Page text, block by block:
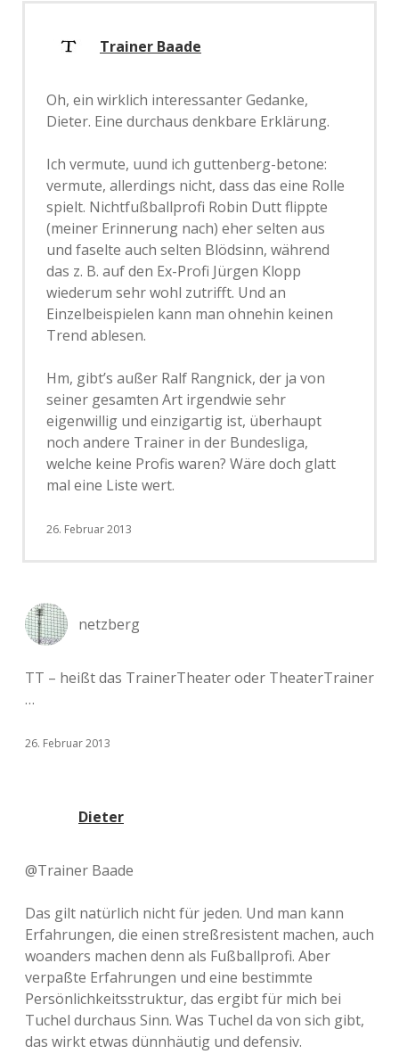
Trainer Baade
Oh, ein wirklich interessanter Gedanke,
Dieter. Eine durchaus denkbare Erklärung.
Ich vermute, uund ich guttenberg-betone:
vermute, allerdings nicht, dass das eine Rolle
spielt. Nichtfußballprofi Robin Dutt flippte
(meiner Erinnerung nach) eher selten aus
und faselte auch selten Blödsinn, während
das z. B. auf den Ex-Profi Jürgen Klopp
wiederum sehr wohl zutrifft. Und an
Einzelbeispielen kann man ohnehin keinen
Trend ablesen.
Hm, gibt’s außer Ralf Rangnick, der ja von
seiner gesamten Art irgendwie sehr
eigenwillig und einzigartig ist, überhaupt
noch andere Trainer in der Bundesliga,
welche keine Profis waren? Wäre doch glatt
mal eine Liste wert.
26. Februar 2013
netzberg
TT – heißt das TrainerTheater oder TheaterTrainer
…
26. Februar 2013
Dieter
@Trainer Baade
Das gilt natürlich nicht für jeden. Und man kann
Erfahrungen, die einen streßresistent machen, auch
woanders machen denn als Fußballprofi. Aber
verpaßte Erfahrungen und eine bestimmte
Persönlichkeitsstruktur, das ergibt für mich bei
Tuchel durchaus Sinn. Was Tuchel da von sich gibt,
das wirkt etwas dünnhäutig und defensiv.